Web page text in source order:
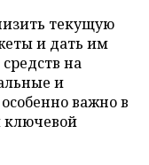
текущую
и дать им
на
и
важно в
ключевой